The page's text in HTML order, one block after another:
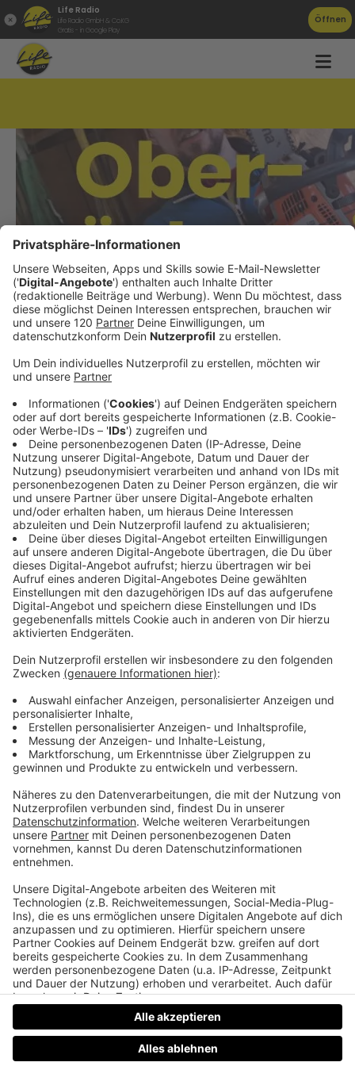
Life Radio
Life Radio GmbH & Co.KG
Gratis - in Google Play
Öffnen
Max Berger fliegt von den höchsten Bergen
der Erde
Max Berger aus Grünau steht auf dem zweithöchste
Berg der Welt, auf dem K2. Hinter ihm auf dem
weißen Schnee liegt sein oranger Gleitschirm. Er
hofft, dass der Schirm sich öffnen wird und läuft los.
Der 50-Jährige Alpinist hat als erster Mensch
versucht, mit dem Gleitschirm vom K2 zu fliegen.
DatenschutzImpressumAGBsJobsKontaktWerben